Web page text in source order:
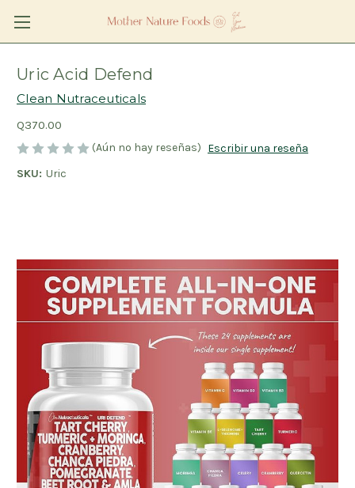
Uric Acid Defend
Clean Nutraceuticals
Q370.00
(Aún no hay reseñas) Escribir una reseña
SKU: Uric